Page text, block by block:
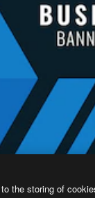
the storing of